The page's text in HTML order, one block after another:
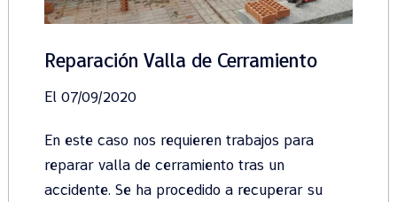
Reparación Valla de Cerramiento
El 07/09/2020
En este caso nos requieren trabajos para
reparar valla de cerramiento tras un
accidente. Se ha procedido a recuperar su